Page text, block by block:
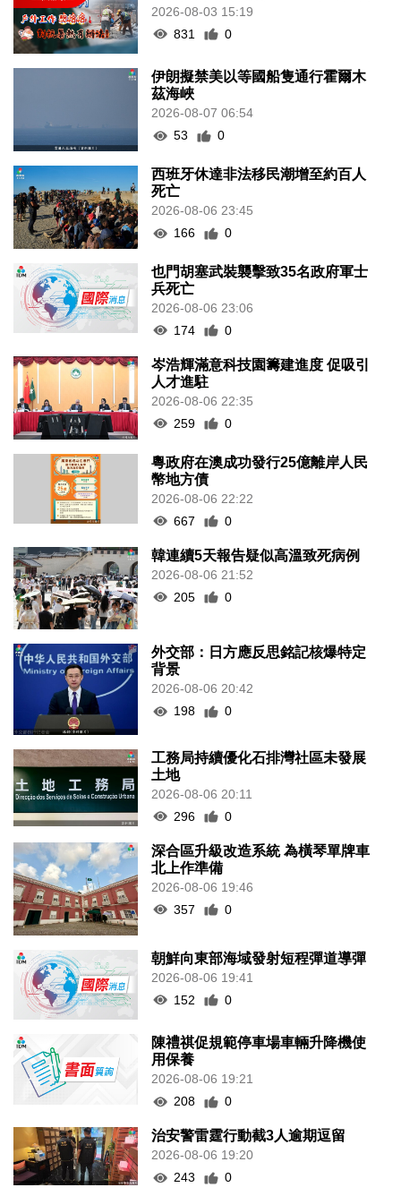
2026-08-03 15:19
831
0
伊朗擬禁美以等國船隻通行霍爾木
茲海峽
2026-08-07 06:54
53
0
西班牙休達非法移民潮增至約百人
死亡
2026-08-06 23:45
166
0
也門胡塞武裝襲擊致35名政府軍士
兵死亡
2026-08-06 23:06
174
0
岑浩輝滿意科技園籌建進度 促吸引
人才進駐
2026-08-06 22:35
259
0
粵政府在澳成功發行25億離岸人民
幣地方債
2026-08-06 22:22
667
0
韓連續5天報告疑似高溫致死病例
2026-08-06 21:52
205
0
外交部：日方應反思銘記核爆特定
背景
2026-08-06 20:42
198
0
工務局持續優化石排灣社區未發展
土地
2026-08-06 20:11
296
0
深合區升級改造系統 為橫琴單牌車
北上作準備
2026-08-06 19:46
357
0
朝鮮向東部海域發射短程彈道導彈
2026-08-06 19:41
152
0
陳禮祺促規範停車場車輛升降機使
用保養
2026-08-06 19:21
208
0
治安警雷霆行動截3人逾期逗留
2026-08-06 19:20
243
0